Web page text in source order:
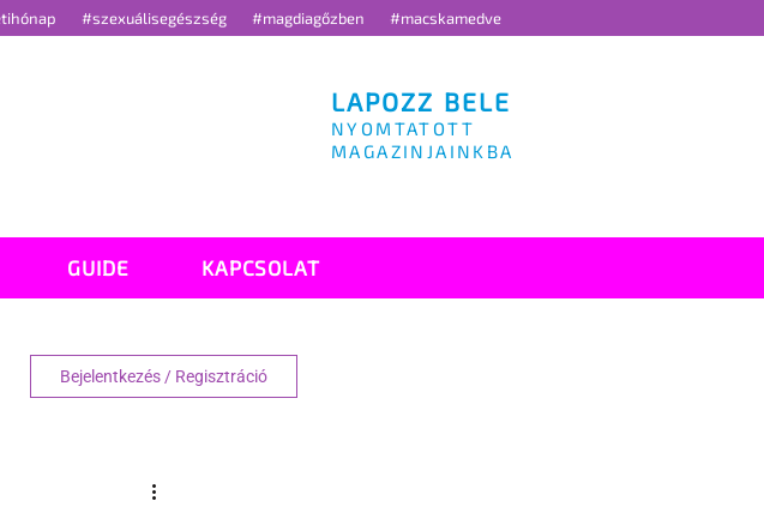
#szexuálisegészség #magdiagőzben #macskamedve
LAPOZZ BELE
NYOMTATOTT
MAGAZINJAINKBA
GUIDE KAPCSOLAT
Bejelentkezés / Regisztráció